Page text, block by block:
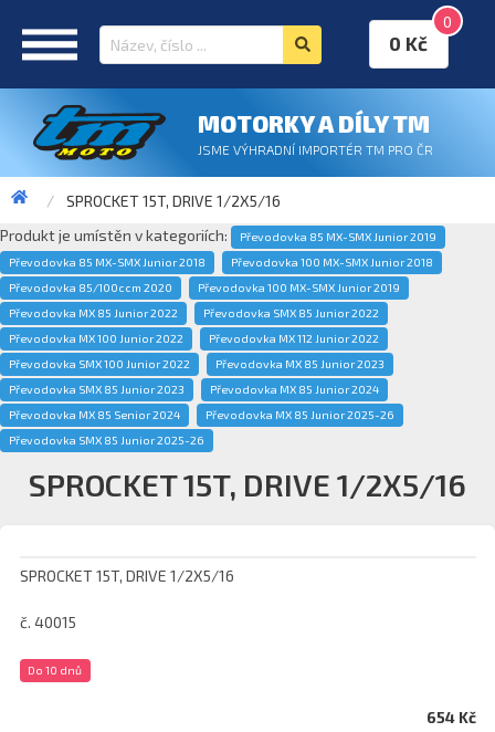
0
0 Kč
MOTORKY A DÍLY TM
JSME VÝHRADNÍ IMPORTÉR TM PRO ČR
SPROCKET 15T, DRIVE 1/2X5/16
Produkt je umístěn v kategoriích:
Převodovka 85 MX-SMX Junior 2019
Převodovka 85 MX-SMX Junior 2018
Převodovka 100 MX-SMX Junior 2018
Převodovka 85/100ccm 2020
Převodovka 100 MX-SMX Junior 2019
Převodovka MX 85 Junior 2022
Převodovka SMX 85 Junior 2022
Převodovka MX 100 Junior 2022
Převodovka MX 112 Junior 2022
Převodovka SMX 100 Junior 2022
Převodovka MX 85 Junior 2023
Převodovka SMX 85 Junior 2023
Převodovka MX 85 Junior 2024
Převodovka MX 85 Senior 2024
Převodovka MX 85 Junior 2025-26
Převodovka SMX 85 Junior 2025-26
SPROCKET 15T, DRIVE 1/2X5/16
SPROCKET 15T, DRIVE 1/2X5/16
č. 40015
Do 10 dnů
654 Kč